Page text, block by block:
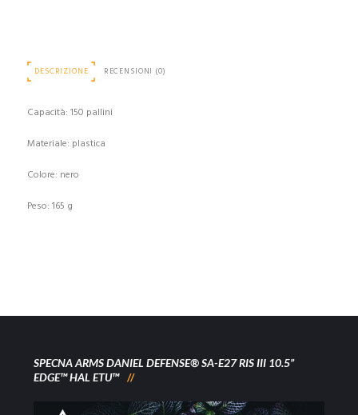
DESCRIZIONE RECENSIONI (0)
Capacità: 150 pallini
Materiale: plastica
Colore: nero
Peso: 165 g
SPECNA ARMS DANIEL DEFENSE® SA-E27 RIS III 10.5”
EDGE™ HAL ETU™